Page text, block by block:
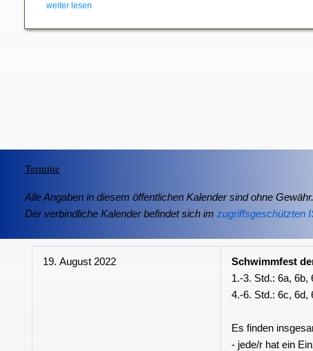
weiter lesen
Termine
Alle Angaben in diesem öffentlichen Kalender sind ohne Gewähr.
Der verbindliche Kalender befindet sich im zugriffsgeschützten
19. August 2022
Schwimmfest
1.-3. Std.: 6a, 6b,
4.-6. Std.: 6c, 6d,
Es finden
- jede/r hat ein